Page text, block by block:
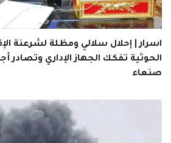
اسرار | إحلال سلالي ومظلة لشرعنة
الحوثية تفكك الجهاز الإداري وتصادر
صنعاء